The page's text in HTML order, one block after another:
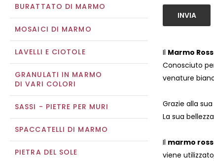
BURATTATO DI MARMO
MOSAICI DI MARMO
LAVELLI E CIOTOLE
GRANULATI IN MARMO
DI VARI COLORI
SASSI - PIETRE PER MURI
SPACCATELLI DI MARMO
PIETRA DEL SOLE
INVIA
Il Marmo
Conosciuto
venature
Grazie alla
La sua
Il marmo
viene